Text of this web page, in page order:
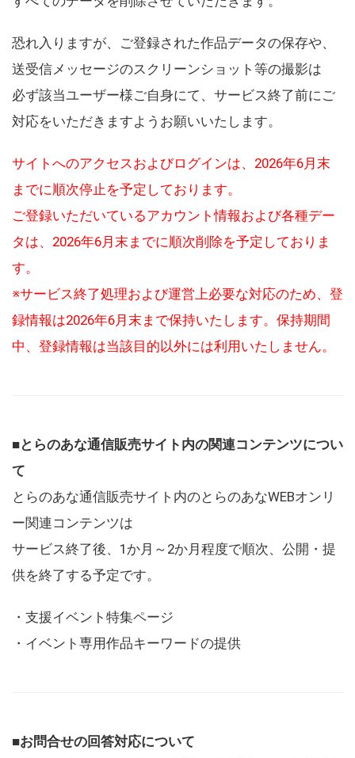
恐れ入りますが、ご登録された作品データの保存や、
送受信メッセージのスクリーンショット等の撮影は
必ず該当ユーザー様ご自身にて、サービス終了前にご
対応をいただきますようお願いいたします。
サイトへのアクセスおよびログインは、2026年6月末
までに順次停止を予定しております。
ご登録いただいているアカウント情報および各種デー
タは、2026年6月末までに順次削除を予定しておりま
す。
※サービス終了処理および運営上必要な対応のため、登
録情報は2026年6月末まで保持いたします。保持期間
中、登録情報は当該目的以外には利用いたしません。
■とらのあな通信販売サイト内の関連コンテンツについ
て
とらのあな通信販売サイト内のとらのあなWEBオンリ
ー関連コンテンツは
サービス終了後、1か月～2か月程度で順次、公開・提
供を終了する予定です。
・支援イベント特集ページ
・イベント専用作品キーワードの提供
■お問合せの回答対応について